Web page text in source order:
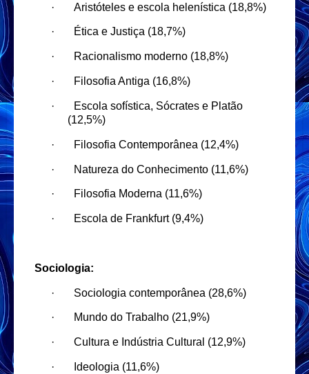
· Aristóteles e escola helenística (18,8%)
· Ética e Justiça (18,7%)
· Racionalismo moderno (18,8%)
· Filosofia Antiga (16,8%)
·
Escola sofística, Sócrates e Platão
(12,5%)
· Filosofia Contemporânea (12,4%)
· Natureza do Conhecimento (11,6%)
· Filosofia Moderna (11,6%)
· Escola de Frankfurt (9,4%)
Sociologia:
· Sociologia contemporânea (28,6%)
· Mundo do Trabalho (21,9%)
· Cultura e Indústria Cultural (12,9%)
· Ideologia (11,6%)